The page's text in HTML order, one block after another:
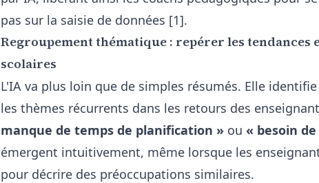
pas sur la saisie de données [1].
Regroupement thématique : repérer les tendances
scolaires
L'IA va plus loin que de simples résumés. Elle
les thèmes récurrents dans les retours des
manque de temps de planification » ou « besoin
émergent intuitivement, même lorsque les
pour décrire des préoccupations similaires.